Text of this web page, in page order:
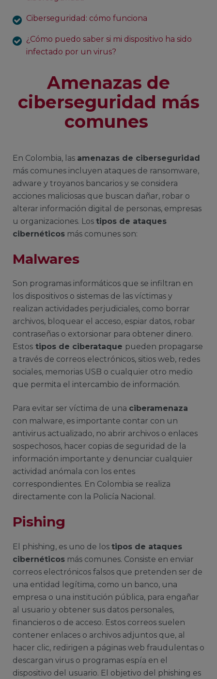
Ciberseguridad: cómo funciona
¿Cómo puedo saber si mi dispositivo ha sido
infectado por un virus?
Amenazas de
ciberseguridad más
comunes
En Colombia, las amenazas de ciberseguridad
más comunes incluyen ataques de ransomware,
adware y troyanos bancarios y se considera
acciones maliciosas que buscan dañar, robar o
alterar información digital de personas, empresas
u organizaciones. Los tipos de ataques
cibernéticos más comunes son:
Malwares
Son programas informáticos que se infiltran en
los dispositivos o sistemas de las víctimas y
realizan actividades perjudiciales, como borrar
archivos, bloquear el acceso, espiar datos, robar
contraseñas o extorsionar para obtener dinero.
Estos tipos de ciberataque pueden propagarse
a través de correos electrónicos, sitios web, redes
sociales, memorias USB o cualquier otro medio
que permita el intercambio de información.
Para evitar ser víctima de una ciberamenaza
con malware, es importante contar con un
antivirus actualizado, no abrir archivos o enlaces
sospechosos, hacer copias de seguridad de la
información importante y denunciar cualquier
actividad anómala con los entes
correspondientes. En Colombia se realiza
directamente con la Policía Nacional.
Pishing
El phishing, es uno de los tipos de ataques
cibernéticos más comunes. Consiste en enviar
correos electrónicos falsos que pretenden ser de
una entidad legítima, como un banco, una
empresa o una institución pública, para engañar
al usuario y obtener sus datos personales,
financieros o de acceso. Estos correos suelen
contener enlaces o archivos adjuntos que, al
hacer clic, redirigen a páginas web fraudulentas o
descargan virus o programas espía en el
dispositivo del usuario. El objetivo del phishing es